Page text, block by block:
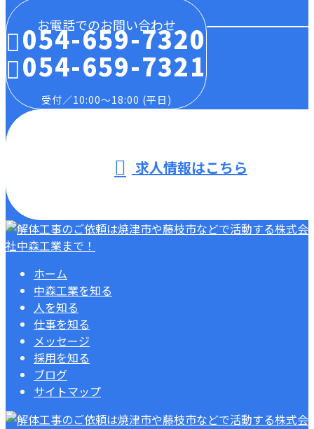
お電話でのお問い合わせ
054-659-7320
054-659-7321
受付／10:00～18:00 (平日)
求人情報はこちら
ホーム
中森工業を知る
人を知る
仕事を知る
メッセージ
採用を知る
ブログ
サイトマップ